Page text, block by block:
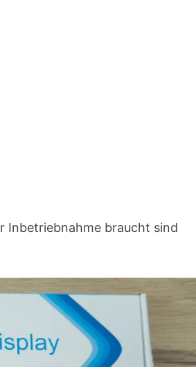
Inbetriebnahme braucht sind